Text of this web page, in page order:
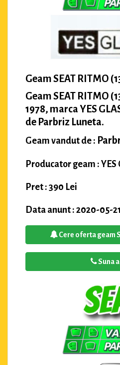
Geam SEAT RITMO
Geam SEAT RITMO
1978, marca YES
de Parbriz Luneta.
Geam vandut de :
Producator geam : YES
Pret : 390 Lei
Data anunt : 2020-05-
Cere oferta geam
Suna